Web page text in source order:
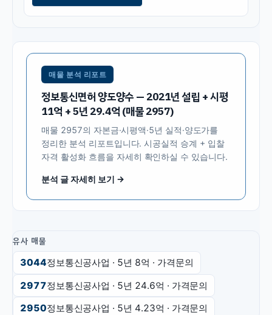
매물 분석 리포트
정보통신면허 양도양수 — 2021년 설립 + 시평
11억 + 5년 29.4억 (매물 2957)
매물 2957의 자본금·시평액·5년 실적·양도가를
정리한 분석 리포트입니다. 시공실적 승계 + 입찰
자격 활성화 흐름을 자세히 확인하실 수 있습니다.
분석 글 자세히 보기 →
유사 매물
3044정보통신공사업 · 5년 8억 · 가격문의
2977정보통신공사업 · 5년 24.6억 · 가격문의
2950정보통신공사업 · 5년 4.23억 · 가격문의